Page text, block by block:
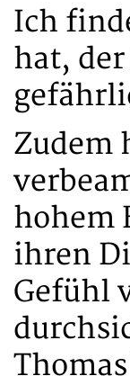
Ich
hat,
Zudem
hohem
ihren
Gefühl